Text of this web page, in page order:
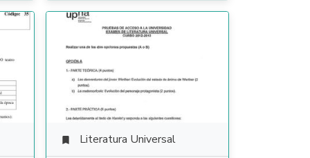
 Literatura Universal